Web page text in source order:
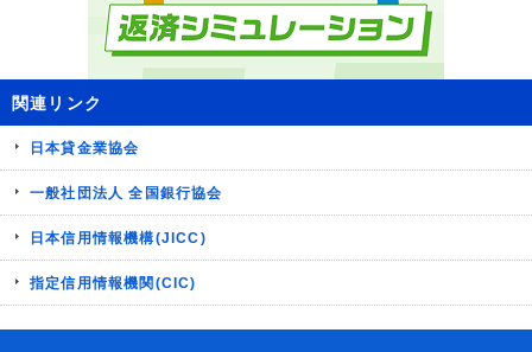
関連リンク
日本貸金業協会
一般社団法人 全国銀行協会
日本信用情報機構(JICC)
指定信用情報機関(CIC)